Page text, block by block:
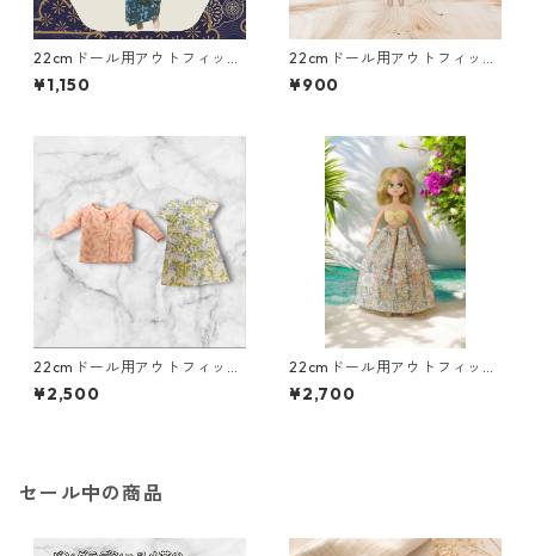
22cmドール用アウトフィッ
ト 着物二点セット 青緑の
花柄×白と緑の帯 シック ク
¥1,150
22cmドール用アウトフィット
二点セット ピンクのベアト
ップ＆プリーツスカート ア
¥900
22cmドール用アウトフィット
5点セット カジュアル着回し
コーデ ギャザースカート他
¥2,500
22cmドール用アウトフィット
5点セット 南国風・ハワイア
ン風コーデ
¥2,700
セール中の商品